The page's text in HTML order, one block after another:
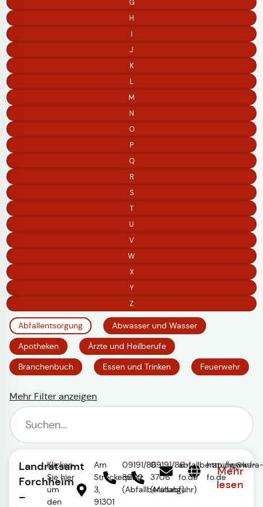
G
H
I
J
K
L
M
N
O
P
Q
R
S
T
U
V
W
X
Y
Z
Abfallentsorgung
Abwasser und Wasser
Apotheken
Ärzte und Heilberufe
Branchenbuch
Essen und Trinken Feuerwehr
Mehr Filter anzeigen
Landratsamt
Forchheim
–
Klicken
Sie hier
um
den
Am
Streckerplatz
3,
91301
09191/86-
3602
(Abfallberatung)
09191/86-
3706
(Müllabfuhr)
abfallberatung@lra-
fo.de
http://www.lra-
fo.deMehr
lesen